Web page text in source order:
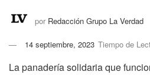
por Redacción Grupo La Verdad
14 septiembre, 2023 Tiempo de
La panadería solidaria que